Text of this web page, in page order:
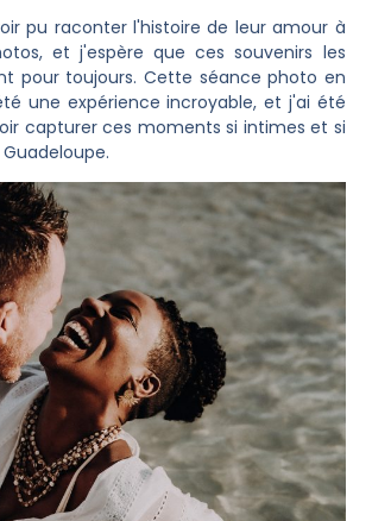
pu raconter l'histoire de leur amour à
et j'espère que ces souvenirs les
pour toujours. Cette séance photo en
une expérience incroyable, et j'ai été
capturer ces moments si intimes et si